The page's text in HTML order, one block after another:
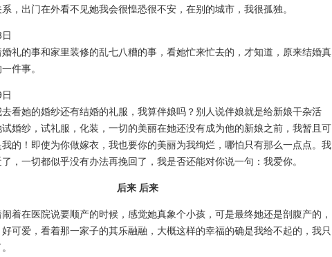
，出门在外看不见她我会很惶恐很不安，在别的城市，我很孤独。
的事和家里装修的乱七八糟的事，看她忙来忙去的，才知道，原来结婚真
件事。
她的婚纱还有结婚的礼服，我算伴娘吗？别人说伴娘就是给新娘干杂活
婚纱，试礼服，化装，一切的美丽在她还没有成为他的新娘之前，我暂且可
我的！即使为你做嫁衣，我也要你的美丽为我绚烂，哪怕只有那么一点点。我
，一切都似乎没有办法再挽回了，我是否还能对你说一句：我爱你。
后来 后来
在医院说要顺产的时候，感觉她真象个小孩，可是最终她还是剖腹产的，
可爱，看着那一家子的其乐融融，大概这样的幸福的确是我给不起的，我只